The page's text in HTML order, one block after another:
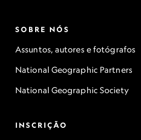
SOBRE NÓS
Assuntos, autores e fotógrafos
National Geographic Partners
National Geographic Society
INSCRIÇÃO